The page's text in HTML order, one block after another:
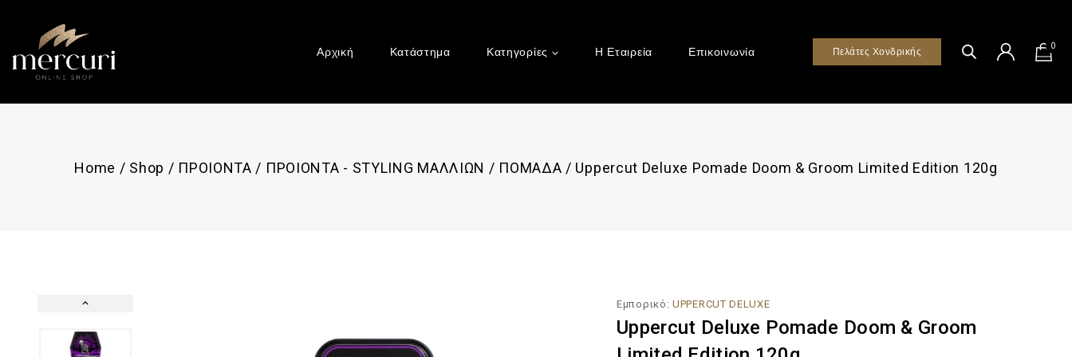
Αρχική Κατάστημα Κατηγορίες Η Εταιρεία Επικοινωνία Πελάτες Χονδρικής 0
Home / Shop / ΠΡΟΙΟΝΤΑ / ΠΡΟΙΟΝΤΑ - STYLING ΜΑΛΛΙΩΝ / ΠΟΜΑΔΑ / Uppercut Deluxe Pomade Doom & Groom Limited Edition 120g
Εμπορικό: UPPERCUT DELUXE
Uppercut Deluxe Pomade Doom & Groom